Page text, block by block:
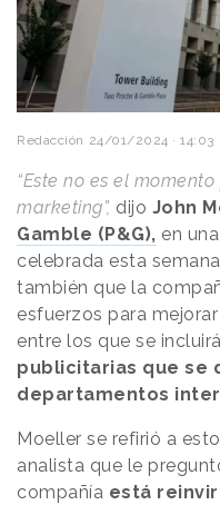
Redacción 24/01/2024 · 14:03
“Este no es el
marketing”, dijo John
Gamble (P&G), en
celebrada esta
también que la
esfuerzos para
entre los que se incluirá
publicitarias que se
departamentos
Moeller se refirió a
analista que le
compañía está